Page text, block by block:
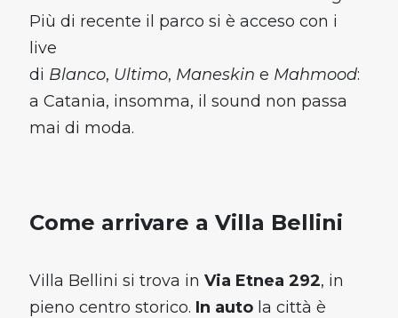
Più di recente il parco si è acceso con i
live
di Blanco, Ultimo, Maneskin e Mahmood:
a Catania, insomma, il sound non passa
mai di moda.
Come arrivare a Villa Bellini
Villa Bellini si trova in Via Etnea 292, in
pieno centro storico. In auto la città è
esclusive 👀
Scarica l'app ora - è gratis!